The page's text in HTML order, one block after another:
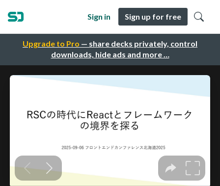
Upgrade to Pro — share decks privately, control
downloads, hide ads and more …
Sign in Sign up for free